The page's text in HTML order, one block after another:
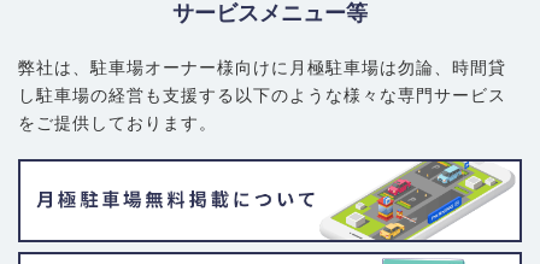
サービスメニュー等
弊社は、駐車場オーナー様向けに月極駐車場は勿論、 時間貸
し駐車場の経営も支援する以下のような様々な専門サービス
をご提供しております。